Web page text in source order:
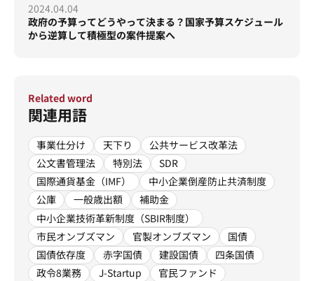
2024.04.04
政府の予算ってどうやって決まる？国家予算スケジュール
から逆算して積極型の案件提案へ
Related word
関連用語
事業仕分け 天下り
公共サービス改革法
公文書管理法
特別法
SDR
国際通貨基金（IMF）
中小企業倒産防止共済制度
公庫
一般歳出額
補助金
中小企業技術革新制度（SBIR制度）
市民オンブズマン
官製オンブズマン
国債
国債依存度
赤字国債 建設国債
四条国債
政令8業務
J-Startup
官民ファンド